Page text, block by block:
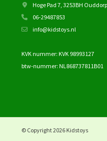
Hoge Pad 7, 3253BH Ouddorp
06-29487853
info@kidstoys.nl
KVK nummer: KVK 98993127
btw-nummer: NL868737811B01
© Copyright 2026 Kidstoys